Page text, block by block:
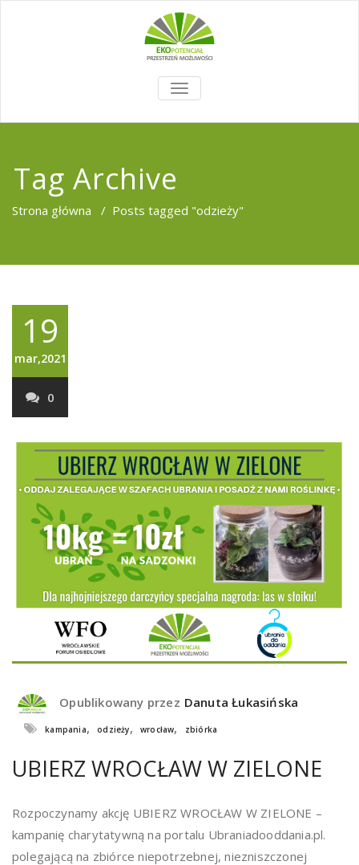
TOGGLE
NAVIGATION
Tag Archive
Strona główna / Posts tagged "odzieży"
19
mar,2021
0
Opublikowany przez Danuta Łukasińska
kampania, odzieży, wrocław, zbiórka
UBIERZ WROCŁAW W ZIELONE
Rozpoczynamy akcję UBIERZ WROCŁAW W ZIELONE –
kampanię charytatywną na portalu Ubraniadooddania.pl.
polegającą na zbiórce niepotrzebnej, niezniszczonej